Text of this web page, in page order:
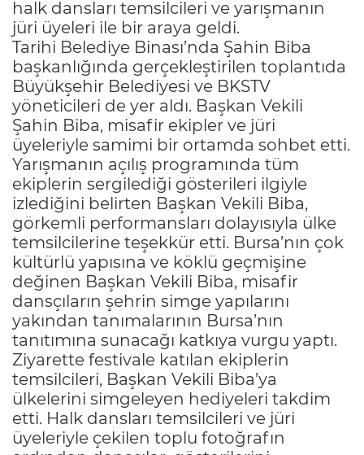
halk dansları temsilcileri ve yarışmanın
jüri üyeleri ile bir araya geldi.
Tarihi Belediye Binası’nda Şahin Biba
başkanlığında gerçekleştirilen toplantıda
Büyükşehir Belediyesi ve BKSTV
yöneticileri de yer aldı. Başkan Vekili
Şahin Biba, misafir ekipler ve jüri
üyeleriyle samimi bir ortamda sohbet etti.
Yarışmanın açılış programında tüm
ekiplerin sergilediği gösterileri ilgiyle
izlediğini belirten Başkan Vekili Biba,
görkemli performansları dolayısıyla ülke
temsilcilerine teşekkür etti. Bursa’nın çok
kültürlü yapısına ve köklü geçmişine
değinen Başkan Vekili Biba, misafir
dansçıların şehrin simge yapılarını
yakından tanımalarının Bursa’nın
tanıtımına sunacağı katkıya vurgu yaptı.
Ziyarette festivale katılan ekiplerin
temsilcileri, Başkan Vekili Biba’ya
ülkelerini simgeleyen hediyeleri takdim
etti. Halk dansları temsilcileri ve jüri
üyeleriyle çekilen toplu fotoğrafın